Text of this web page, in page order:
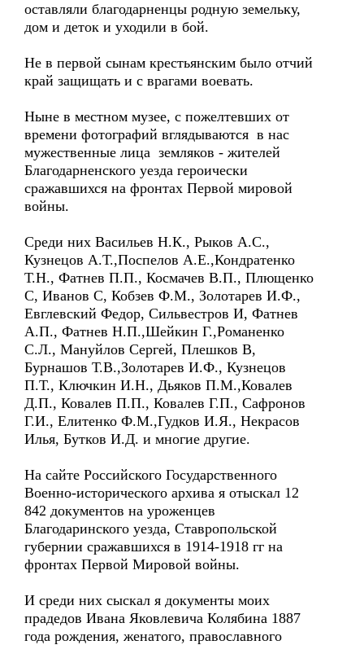
оставляли благодарненцы родную земельку,
дом и деток и уходили в бой.
Не в первой сынам крестьянским было отчий
край защищать и с врагами воевать.
Ныне в местном музее, с пожелтевших от
времени фотографий вглядываются в нас
мужественные лица земляков - жителей
Благодарненского уезда героически
сражавшихся на фронтах Первой мировой
войны.
Среди них Васильев Н.К., Рыков А.С.,
Кузнецов А.Т.,Поспелов А.Е.,Кондратенко
Т.Н., Фатнев П.П., Космачев В.П., Плющенко
С, Иванов С, Кобзев Ф.М., Золотарев И.Ф.,
Евглевский Федор, Сильвестров И, Фатнев
А.П., Фатнев Н.П.,Шейкин Г.,Романенко
С.Л., Мануйлов Сергей, Плешков В,
Бурнашов Т.В.,Золотарев И.Ф., Кузнецов
П.Т., Ключкин И.Н., Дьяков П.М.,Ковалев
Д.П., Ковалев П.П., Ковалев Г.П., Сафронов
Г.И., Елитенко Ф.М.,Гудков И.Я., Некрасов
Илья, Бутков И.Д. и многие другие.
На сайте Российского Государственного
Военно-исторического архива я отыскал 12
842 документов на уроженцев
Благодаринского уезда, Ставропольской
губернии сражавшихся в 1914-1918 гг на
фронтах Первой Мировой войны.
И среди них сыскал я документы моих
прадедов Ивана Яковлевича Колябина 1887
года рождения, женатого, православного